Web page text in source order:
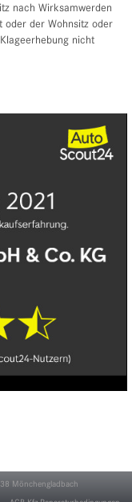
nach Wirksamwerden
oder der Wohnsitz oder
nicht
Mönchengladbach